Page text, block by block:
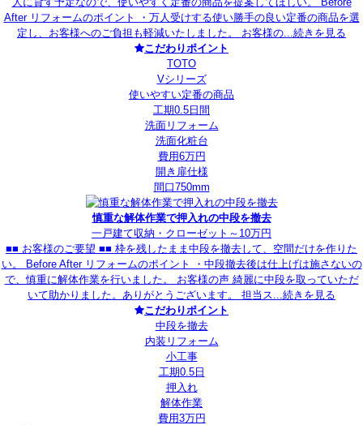
After リフォームのポイント ・万人受けする使い勝手の良い定番の商品を選
定し、お客様へのご負担も軽減いたしました。 お客様の...続きを見る
こだわりポイント
TOTO
Vシリーズ
使いやすい定番の商品
工期0.5日間
洗面リフォーム
洗面化粧台
費用6万円
開き扉仕様
間口750mm
慎重な解体作業で押入れの中段を撤去
一戸建て収納・クローゼット ～10万円
■■ お客様のご要望 ■■ 枠を残したまま中段を撤去して、空間だけを作りた
い。 Before After リフォームのポイント ・中段撤去後は仕上げは施さないの
で、慎重に解体作業を行いました。 お客様の声 綺麗に中段を取っていただ
いて助かりました。ありがとうございます。 担当ス...続きを見る
こだわりポイント
中段を撤去
内装リフォーム
小工事
工期0.5日
押入れ
解体作業
費用3万円